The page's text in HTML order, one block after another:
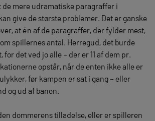
de mere udramatiske paragraffer i
give de største problemer. Det er ganske
at én af de paragraffer, der fylder mest,
spillernes antal. Herregud, det burde
det ved jo alle – der er 11 af dem pr.
opstår, når de enten ikke alle er
før kampen er sat i gang – eller
og ud af banen.
dommerens tilladelse, eller er spilleren